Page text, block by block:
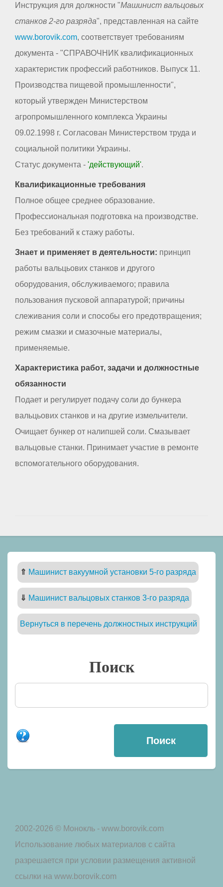
Инструкция для должности "Машинист вальцовых
станков 2-го разряда", представленная на сайте
www.borovik.com, соответствует требованиям
документа - "СПРАВОЧНИК квалификационных
характеристик профессий работников. Выпуск 11.
Производства пищевой промышленности",
который утвержден Министерством
агропромышленного комплекса Украины
09.02.1998 г. Согласован Министерством труда и
социальной политики Украины.
Статус документа - 'действующий'.
Квалификационные требования
Полное общее среднее образование.
Профессиональная подготовка на производстве.
Без требований к стажу работы.
Знает и применяет в деятельности: принцип
работы вальцьових станков и другого
оборудования, обслуживаемого; правила
пользования пусковой аппаратурой; причины
слеживания соли и способы его предотвращения;
режим смазки и смазочные материалы,
применяемые.
Характеристика работ, задачи и должностные
обязанности
Подает и регулирует подачу соли до бункера
вальцьових станков и на другие измельчители.
Очищает бункер от налипшей соли. Смазывает
вальцовые станки. Принимает участие в ремонте
вспомогательного оборудования.
⇑ Машинист вакуумной установки 5-го разряда
⇓ Машинист вальцовых станков 3-го разряда
Вернуться в перечень должностных инструкций
Поиск
2002-2026 © Монокль - www.borovik.com
Использование любых материалов с сайта
разрешается при условии размещения активной
ссылки на www.borovik.com